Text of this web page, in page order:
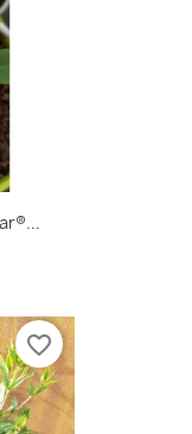
favorite_border